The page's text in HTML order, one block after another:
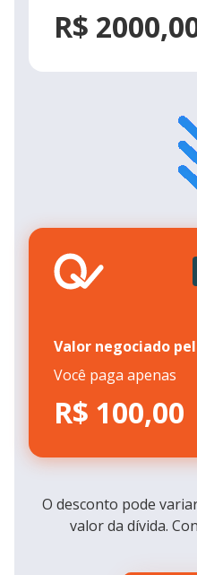
R$
Valor negociado
Você paga apenas
R$ 100,00
O desconto pode
valor da dívida.